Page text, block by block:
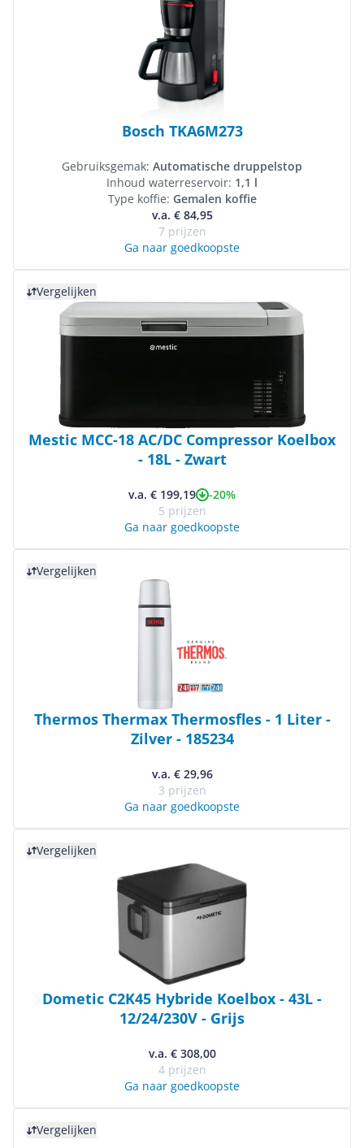
Bosch TKA6M273
Gebruiksgemak: Automatische druppelstop
Inhoud waterreservoir: 1,1 l
Type koffie: Gemalen koffie
v.a. € 84,95
7 prijzen
Ga naar goedkoopste
Vergelijken
Mestic MCC-18 AC/DC Compressor Koelbox
- 18L - Zwart
v.a. € 199,19
-20%
5 prijzen
Ga naar goedkoopste
Vergelijken
Thermos Thermax Thermosfles - 1 Liter -
Zilver - 185234
v.a. € 29,96
3 prijzen
Ga naar goedkoopste
Vergelijken
Dometic C2K45 Hybride Koelbox - 43L -
12/24/230V - Grijs
v.a. € 308,00
4 prijzen
Ga naar goedkoopste
Vergelijken